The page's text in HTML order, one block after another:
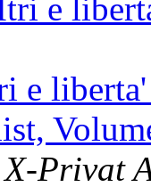
e
e
X-Privat